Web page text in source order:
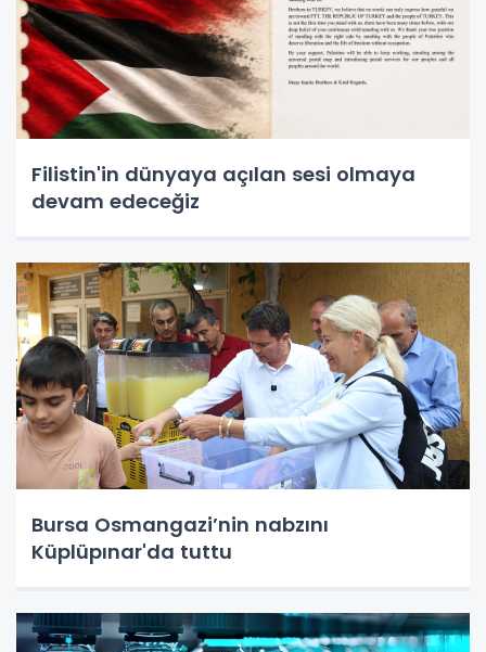
Filistin'in dünyaya açılan sesi olmaya
devam edeceğiz
Bursa Osmangazi’nin nabzını
Küplüpınar'da tuttu